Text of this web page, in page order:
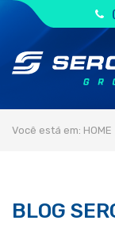
Você está em: HOME
BLOG